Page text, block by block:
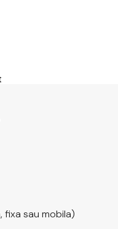
fixa sau mobila)